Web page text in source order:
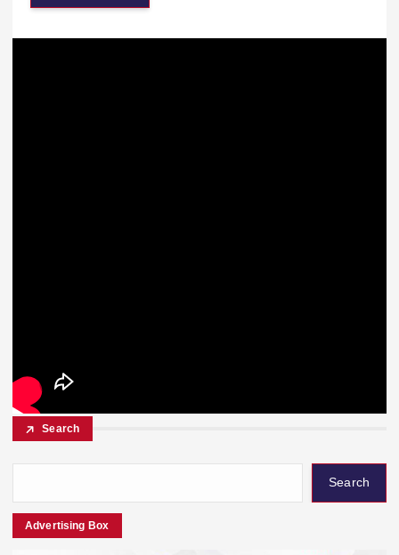
Search
Search
Advertising Box